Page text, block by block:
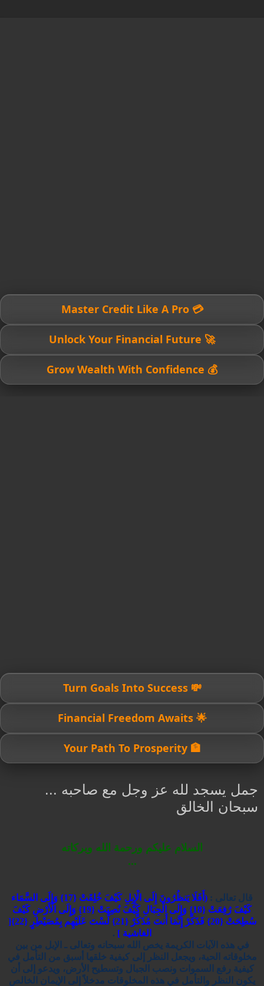
💳 Master Credit Like A Pro
🚀 Unlock Your Financial Future
💰 Grow Wealth With Confidence
💸 Turn Goals Into Success
🌟 Financial Freedom Awaits
🏦 Your Path To Prosperity
جمل يسجد لله عز وجل مع صاحبه ...
سبحان الخالق
السلام عليكم ورحمة الله وبركاته
...
قال تعالى :
(أَفَلَا يَنظُرُونَ إِلَى الْإِبِلِ كَيْفَ خُلِقَتْ {17} وَإِلَى السَّمَاء
كَيْفَ رُفِعَتْ {18} وَإِلَى الْجِبَالِ كَيْفَ نُصِبَتْ {19} وَإِلَى الْأَرْضِ كَيْفَ
سُطِحَتْ {20} فَذَكِّرْ إِنَّمَا أَنتَ مُذَكِّرٌ {21} لَّسْتَ عَلَيْهِم بِمُصَيْطِرٍ {22}
[
الغاشية ] .
في هذه الآيات الكريمة يخص الله سبحانه وتعالى ـ الإبل من بين
مخلوقاته الحية، ويجعل النظر إلى كيفية خلقها أسبق من التأمل في
كيفية رفع السموات ونصب الجبال وتسطيح الأرض، ويدعو إلى أن
يكون النظر والتأمل في هذه المخلوقات مدخلاً إلى الإيمان الخالص